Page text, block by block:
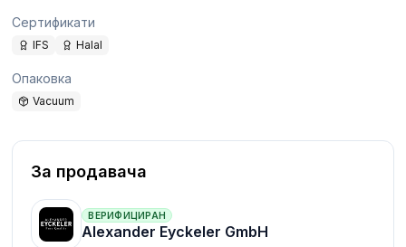
Сертификати
IFS Halal
Опаковка
Vacuum
За продавача
ВЕРИФИЦИРАН
Alexander Eyckeler GmbH